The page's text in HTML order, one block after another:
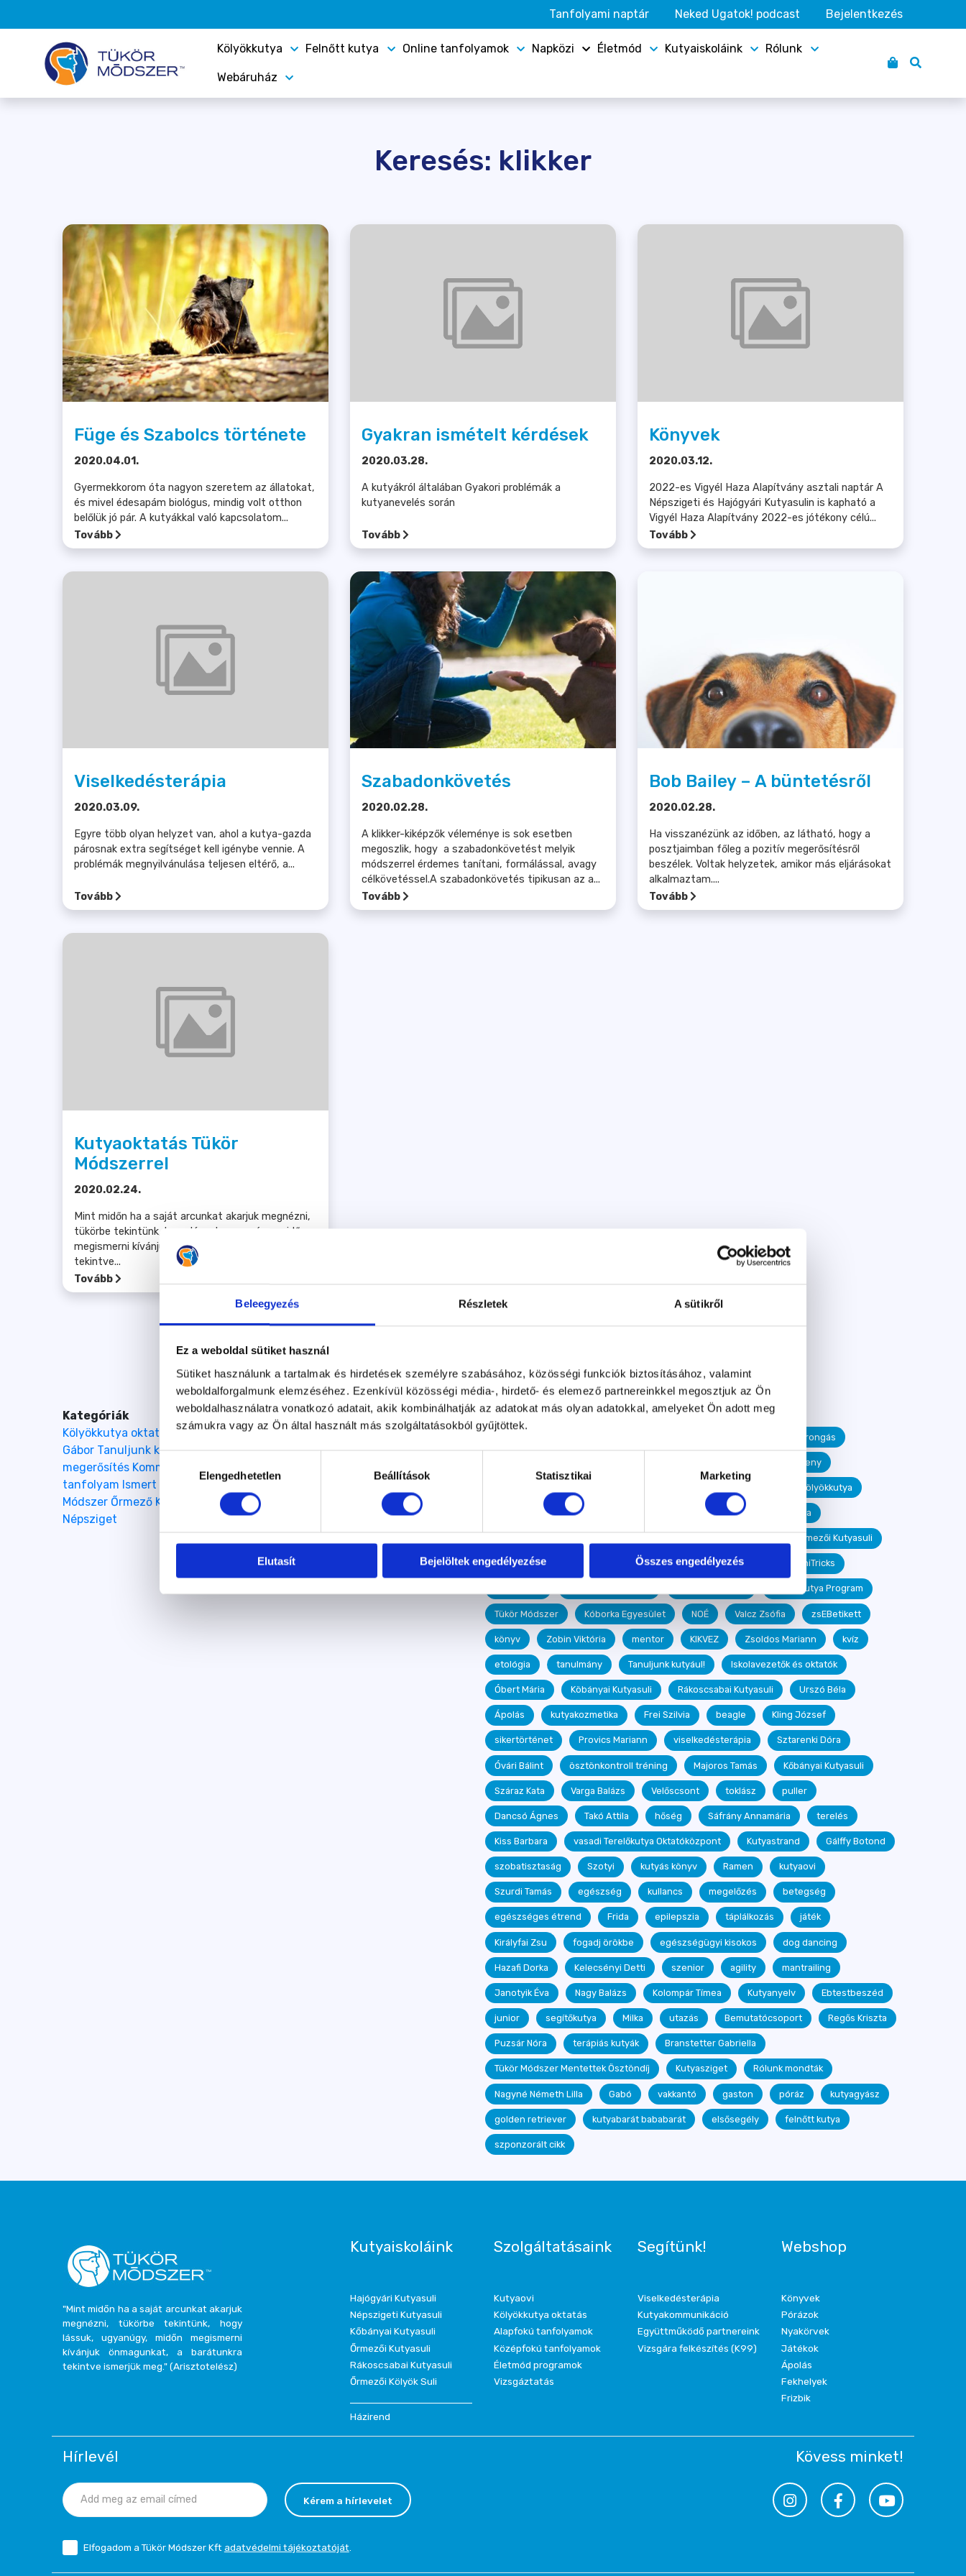
Beleegyezés Részletek A sütikről
Ez a weboldal sütiket használ
Sütiket használunk a tartalmak és hirdetések személyre szabásához, közösségi funkciók biztosításához, valamint
weboldalforgalmunk elemzéséhez. Ezenkívül közösségi média-, hirdető- és elemező partnereinkkel megosztjuk az Ön
weboldalhasználatra vonatkozó adatait, akik kombinálhatják az adatokat más olyan adatokkal, amelyeket Ön adott meg
számukra vagy az Ön által használt más szolgáltatásokból gyűjtöttek.
kiválasztásaElengedhetetlen Beállítások Statisztikai Marketing
Elutasít Bejelöltek engedélyezése Összes engedélyezés
Tanfolyami naptár Neked Ugatok! podcast Bejelentkezés
Kölyökkutya Felnőtt kutya Online tanfolyamok Napközi Életmód Kutyaiskoláink Rólunk
Webáruház
Keresés: klikker
Füge és Szabolcs története
2020.04.01.
Gyermekkorom óta nagyon szeretem az állatokat,
és mivel édesapám biológus, mindig volt otthon
belőlük jó pár. A kutyákkal való kapcsolatom...
Tovább
Gyakran ismételt kérdések
2020.03.28.
A kutyákról általában Gyakori problémák a
kutyanevelés során
Tovább
Könyvek
2020.03.12.
2022-es Vigyél Haza Alapítvány asztali naptár A
Népszigeti és Hajógyári Kutyasulin is kapható a
Vigyél Haza Alapítvány 2022-es jótékony célú...
Tovább
Viselkedésterápia
2020.03.09.
Egyre több olyan helyzet van, ahol a kutya-gazda
párosnak extra segítséget kell igénybe vennie. A
problémák megnyilvánulása teljesen eltérő, a...
Tovább
Szabadonkövetés
2020.02.28.
A klikker-kiképzők véleménye is sok esetben
megoszlik, hogy a szabadonkövetést melyik
módszerrel érdemes tanítani, formálással, avagy
célkövetéssel.A szabadonkövetés tipikusan az a...
Tovább
Bob Bailey – A büntetésről
2020.02.28.
Ha visszanézünk az időben, az látható, hogy a
posztjaimban főleg a pozitív megerősítésről
beszélek. Voltak helyzetek, amikor más eljárásokat
alkalmaztam....
Tovább
Kutyaoktatás Tükör
Módszerrel
2020.02.24.
Mint midőn ha a saját arcunkat akarjuk megnézni,
tükörbe tekintünk, hogy lássuk, ugyanúgy, midőn
megismerni kívánjuk önmagunkat, a barátunkra
tekintve...
Tovább
Kategóriák
Kölyökkutya oktatás
Kutyaovi Életmód Kutyakommunikáció Ápolás Korom
Gábor Tanuljunk kutyául Hajógyári Menhely - témakör Játék Klikker Pozitív
megerősítés Kommunikáció Egyéb kategória
tanfolyam Ismert Tükrös Gazdák Kutya az autóban Tükör Szótár Tükör
Módszer Őrmező Kőbánya Rákoscsaba
Sikertörténetek
Népsziget
Címkék
szeparációs szorongás
verseny
kölyökkutya
menhely Kutyaovi Alapítvány Walter Gabriella
Őrmezői Kutyasuli
PetMeTime sport kutya fitnessz TiniTricks
Kölyökkutya Program
Tükör Módszer Kóborka Egyesület NOÉ Valcz Zsófia zsEBetikett
könyv Zobin Viktória mentor KIKVEZ Zsoldos Mariann kvíz
etológia tanulmány Tanuljunk kutyául! Iskolavezetők és oktatók
Óbert Mária Köbányai Kutyasuli Rákoscsabai Kutyasuli Urszó Béla
Ápolás kutyakozmetika Frei Szilvia beagle Kling József
sikertörténet Provics Mariann viselkedésterápia Sztarenki Dóra
Óvári Bálint ösztönkontroll tréning Majoros Tamás Kőbányai Kutyasuli
Száraz Kata Varga Balázs Velőscsont toklász puller
Dancsó Ágnes Takó Attila hőség Sáfrány Annamária terelés
Kiss Barbara vasadi Terelőkutya Oktatóközpont Kutyastrand Gálffy Botond
szobatisztaság Szotyi kutyás könyv Ramen kutyaovi
Szurdi Tamás egészség kullancs megelőzés betegség
egészséges étrend Frida epilepszia táplálkozás játék
Királyfai Zsu fogadj örökbe egészségügyi kisokos dog dancing
Hazafi Dorka Kelecsényi Detti szenior agility mantrailing
Janotyik Éva Nagy Balázs Kolompár Tímea Kutyanyelv Ebtestbeszéd
junior segítőkutya Milka utazás Bemutatócsoport Regős Kriszta
Puzsár Nóra terápiás kutyák Branstetter Gabriella
Tükör Módszer Mentettek Ösztöndíj Kutyasziget Rólunk mondták
Nagyné Németh Lilla Gabó vakkantó gaston póráz kutyagyász
golden retriever kutyabarát bababarát elsősegély felnőtt kutya
szponzorált cikk
"Mint midőn ha a saját arcunkat akarjuk
megnézni, tükörbe tekintünk, hogy
lássuk, ugyanúgy, midőn megismerni
kívánjuk önmagunkat, a barátunkra
tekintve ismerjük meg." (Arisztotelész)
Kutyaiskoláink
Hajógyári Kutyasuli
Népszigeti Kutyasuli
Kőbányai Kutyasuli
Őrmezői Kutyasuli
Rákoscsabai Kutyasuli
Őrmezői Kölyök Suli
Házirend
Szolgáltatásaink
Kutyaovi
Kölyökkutya oktatás
Alapfokú tanfolyamok
Középfokú tanfolyamok
Életmód programok
Vizsgáztatás
Segítünk!
Viselkedésterápia
Kutyakommunikáció
Együttműködő partnereink
Vizsgára felkészítés (K99)
Webshop
Könyvek
Pórázok
Nyakörvek
Játékok
Ápolás
Fekhelyek
Frizbik
Hírlevél
Kérem a hírlevelet
Elfogadom a Tükör Módszer Kftadatvédelmi tájékoztatóját.
Kövess minket!